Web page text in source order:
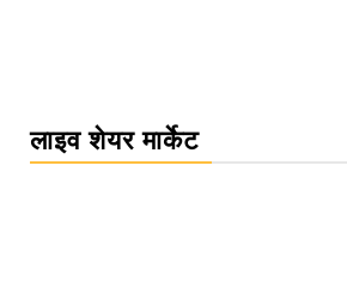
लाइव शेयर मार्केट